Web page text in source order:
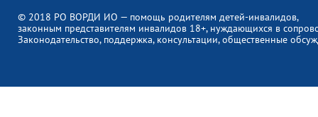
© 2018 РО ВОРДИ ИО — помощь родителям детей-инвалидов,
законным представителям инвалидов 18+, нуждающихся в
Законодательство, поддержка, консультации, общественные